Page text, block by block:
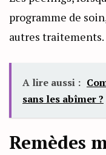
programme de
autres traitements.
A lire aussi :
sans les abîmer ?
Remèdes